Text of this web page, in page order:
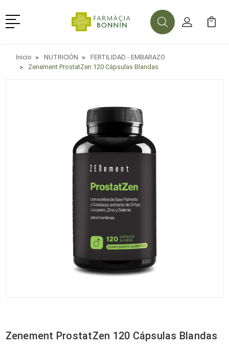
Menú
BuscarMi Cuenta
Mi
Inicio NUTRICIÓN
FERTILIDAD - EMBARAZO
Zenement ProstatZen 120 Cápsulas Blandas
Zenement ProstatZen 120 Cápsulas Blandas